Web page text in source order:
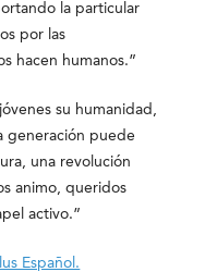
la particular
por las
hacen humanos.”
su humanidad,
generación puede
una revolución
animo, queridos
activo.”
Español.